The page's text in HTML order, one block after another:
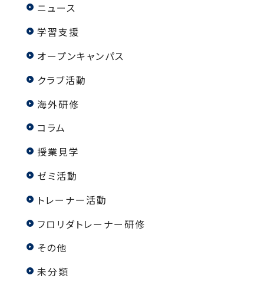
ニュース
学習支援
オープンキャンパス
クラブ活動
海外研修
コラム
授業見学
ゼミ活動
トレーナー活動
フロリダトレーナー研修
その他
未分類